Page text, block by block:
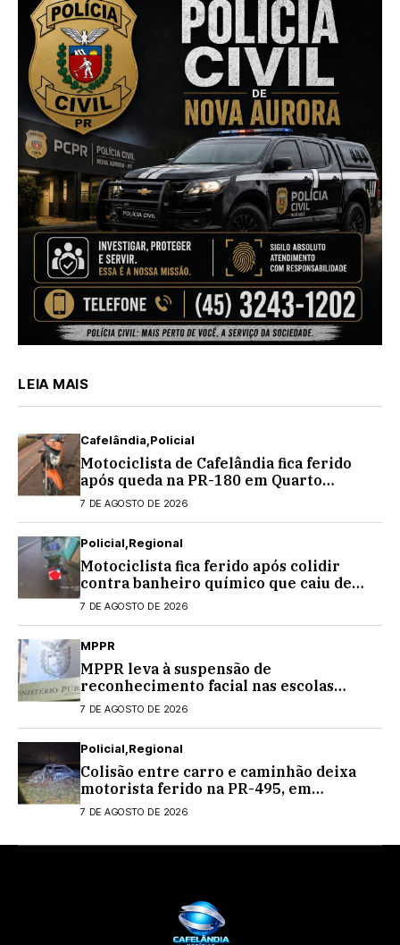
LEIA MAIS
Cafelândia Policial
Motociclista de Cafelândia fica ferido
após queda na PR-180 em Quarto
Centenário
7 DE AGOSTO DE 2026
Policial Regional
Motociclista fica ferido após colidir
contra banheiro químico que caiu de
caminhão na PRC-467, em Cascavel
7 DE AGOSTO DE 2026
MPPR
MPPR leva à suspensão de
reconhecimento facial nas escolas
estaduais
7 DE AGOSTO DE 2026
Policial Regional
Colisão entre carro e caminhão deixa
motorista ferido na PR-495, em
Medianeira
7 DE AGOSTO DE 2026